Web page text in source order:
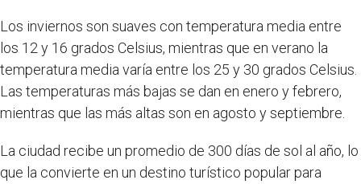
Los inviernos son suaves con temperatura media entre
los 12 y 16 grados Celsius, mientras que en verano la
temperatura media varía entre los 25 y 30 grados Celsius.
Las temperaturas más bajas se dan en enero y febrero,
mientras que las más altas son en agosto y septiembre.
La ciudad recibe un promedio de 300 días de sol al año, lo
que la convierte en un destino turístico popular para